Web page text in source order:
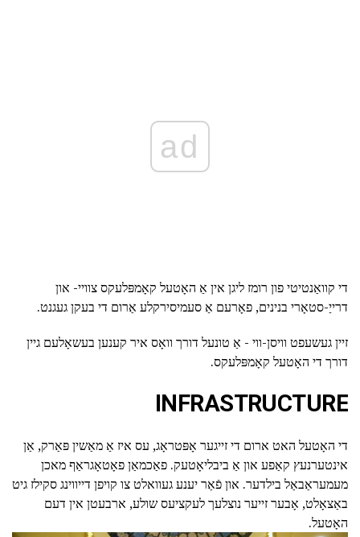
ad
די קוואַנטיטי פון רומז ליגן אין אַ האָטעל קאָמפּלעקס צוויי- און
דרייַ-סטאָרי בנינים, פאָרעם אַ סעמיסירקלע אַרום די בעקן געגנט.
זיין געשעפט וויסן-ווי - אַ טונעל דורך וואָס איר קענען בעשאָלעם גיין
דורך די האָטעל קאָמפּלעקס.
INFRASTRUCTURE
די האָטעל האט ארום די זייגער אָפּטראָג, עס איז אַ מאַשין פּאַרק, אַן
אינטערנעץ קאַפע און אַ ביבליאָטעק. פאַכמאַן פאָטאָגראַף מאכן
מעמעראַבאַל בילדער. און פֿאַר יענע געוואלט צו קויפן דייווינג סקילז גיט
באַצאָלט, אָבער זייער נוצלעך לעקציעס שולע, ארבעטן אין דעם
האָטעל.